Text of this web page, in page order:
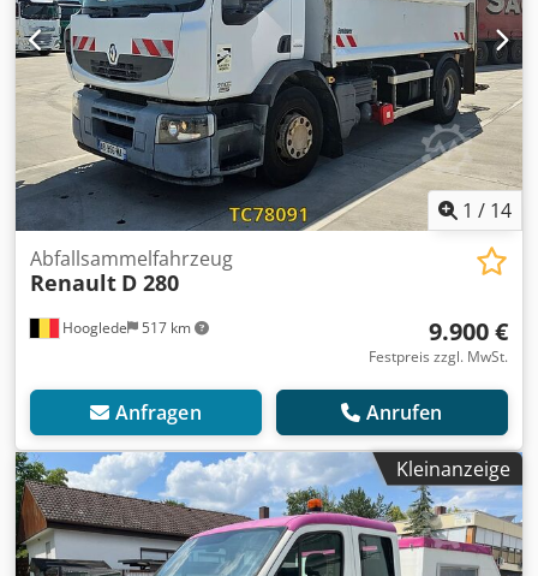
1 / 14
Hooglede 517 km
Abfallsammelfahrzeug
Renault D 280
9.900 €
Festpreis zzgl. MwSt.
Anfragen Anrufen
Kleinanzeige